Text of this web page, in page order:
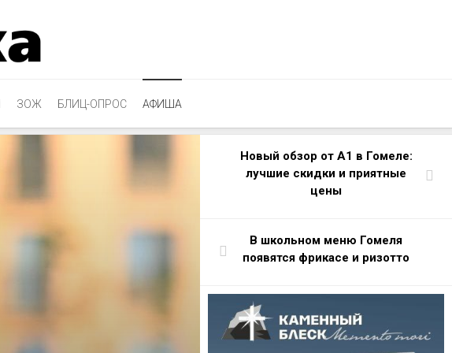
ЗОЖ БЛИЦ-ОПРОС АФИША
Новый обзор от А1 в Гомеле:
лучшие скидки и приятные
цены
В школьном меню Гомеля
появятся фрикасе и ризотто